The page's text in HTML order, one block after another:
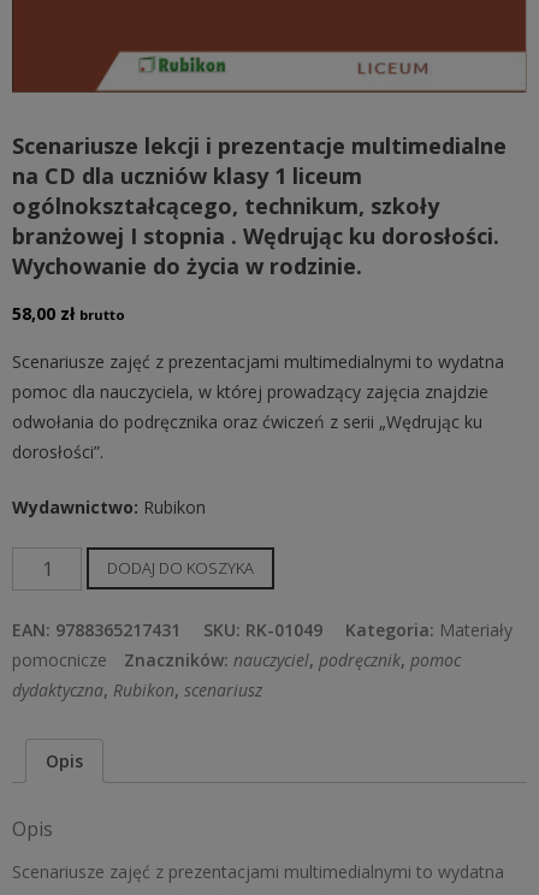
Scenariusze lekcji i prezentacje multimedialne
na CD dla uczniów klasy 1 liceum
ogólnokształcącego, technikum, szkoły
branżowej I stopnia . Wędrując ku dorosłości.
Wychowanie do życia w rodzinie.
58,00 zł brutto
Scenariusze zajęć z prezentacjami multimedialnymi to wydatna
pomoc dla nauczyciela, w której prowadzący zajęcia znajdzie
odwołania do podręcznika oraz ćwiczeń z serii „Wędrując ku
dorosłości”.
Wydawnictwo: Rubikon
ilość
Scenariusze
lekcji
i
prezentacje
na
uczniów
klasy
DODAJ DO KOSZYKA
EAN: 9788365217431 SKU: RK-01049 Kategoria: Materiały
pomocnicze
Znaczników: nauczyciel, podręcznik, pomoc
dydaktyczna, Rubikon, scenariusz
Opis
Opis
Scenariusze zajęć z prezentacjami multimedialnymi to wydatna